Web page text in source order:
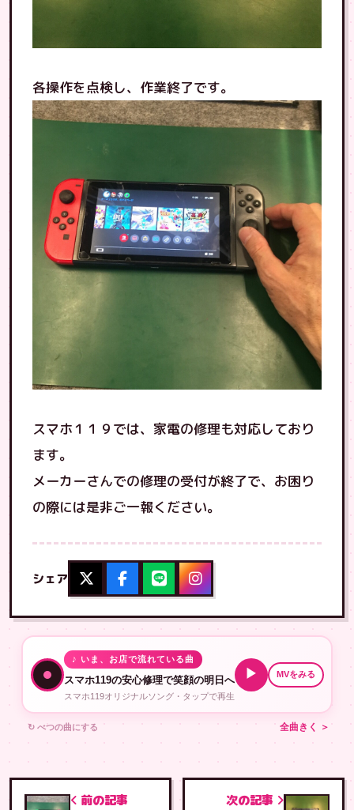
各操作を点検し、作業終了です。
スマホ１１９では、家電の修理も対応しており
ます。
メーカーさんでの修理の受付が終了で、お困り
の際には是非ご一報ください。
シェア
♪ いま、お店で流れている曲
スマホ119の安心修理で笑顔の明日へ
スマホ119オリジナルソング・タップで再生
▶ MVをみる
↻ べつの曲にする 全曲きく ＞
前の記事
次の記事